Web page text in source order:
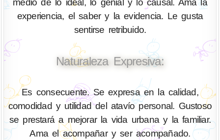
experiencia, el saber y la evidencia. Le gusta
sentirse retribuido.
Naturaleza Expresiva:
Es consecuente. Se expresa en la calidad,
comodidad y utilidad del atavío personal. Gustoso
se prestará a mejorar la vida urbana y la familiar.
Ama el acompañar y ser acompañado.